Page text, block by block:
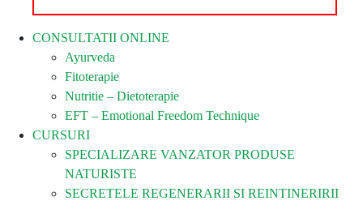
CONSULTATII ONLINE
Ayurveda
Fitoterapie
Nutritie – Dietoterapie
EFT – Emotional Freedom Technique
CURSURI
SPECIALIZARE VANZATOR PRODUSE
NATURISTE
SECRETELE REGENERARII SI REINTINERIRII